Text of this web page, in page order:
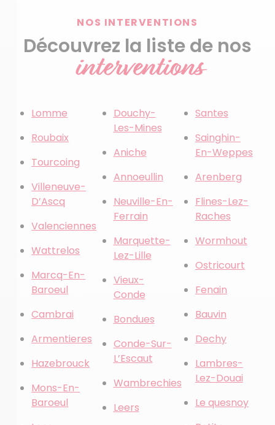
NOS INTERVENTIONS
Découvrez la liste de nos
interventions
Lomme
Roubaix
Tourcoing
Villeneuve-
D’Ascq
Valenciennes
Wattrelos
Marcq-En-
Baroeul
Cambrai
Armentieres
Hazebrouck
Mons-En-
Baroeul
Douchy-
Les-Mines
Aniche
Annoeullin
Neuville-En-
Ferrain
Marquette-
Lez-Lille
Vieux-
Conde
Bondues
Conde-Sur-
L’Escaut
Wambrechies
Leers
Santes
Sainghin-
En-Weppes
Arenberg
Flines-Lez-
Raches
Wormhout
Ostricourt
Fenain
Bauvin
Dechy
Lambres-
Lez-Douai
Le quesnoy